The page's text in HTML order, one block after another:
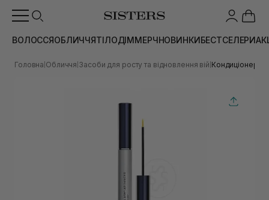
ВОЛОССЯОБЛИЧЧЯТІЛОДІММЕРЧНОВИНКИБЕСТСЕЛЕРИ
Головна Обличчя Засоби для росту та відновлення вій Кондиціонер-